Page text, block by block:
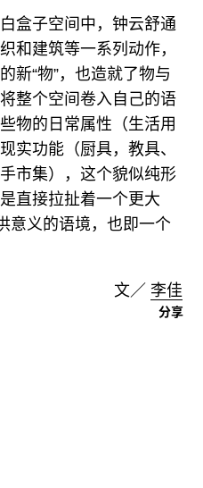
盒子空间中，钟云舒通
和建筑等一系列动作，
新“物”，也造就了物与
整个空间卷入自己的语
物的日常属性（生活用
实功能（厨具，教具、
市集），这个貌似纯形
直接拉扯着一个更大
意义的语境，也即一个
文／ 李佳
分享